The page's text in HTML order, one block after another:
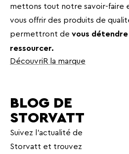
mettons tout notre savoir-faire
vous offrir des produits de
permettront de vous
ressourcer.
DécouvriR la marque
BLOG DE
STORVATT
Suivez l'actualité de
Storvatt et trouvez